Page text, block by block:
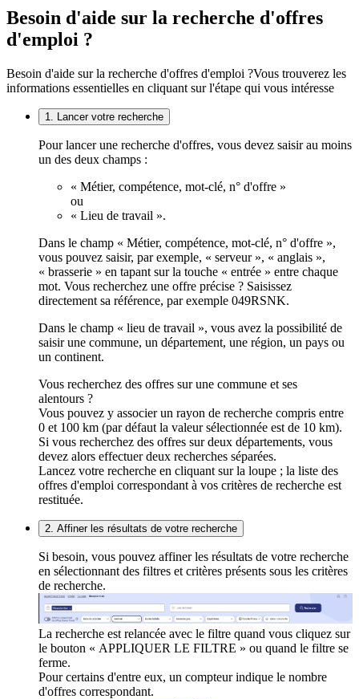
Besoin d'aide sur la recherche d'offres
d'emploi ?
Besoin d'aide sur la recherche d'offres d'emploi ?Vous trouverez les
informations essentielles en cliquant sur l'étape qui vous intéresse
1. Lancer votre recherche
Pour lancer une recherche d'offres, vous devez saisir au moins
un des deux champs :
« Métier, compétence, mot-clé, n° d'offre »
ou
« Lieu de travail ».
Dans le champ « Métier, compétence, mot-clé, n° d'offre »,
vous pouvez saisir, par exemple, « serveur », « anglais »,
« brasserie » en tapant sur la touche « entrée » entre chaque
mot. Vous recherchez une offre précise ? Saisissez
directement sa référence, par exemple 049RSNK.
Dans le champ « lieu de travail », vous avez la possibilité de
saisir une commune, un département, une région, un pays ou
un continent.
Vous recherchez des offres sur une commune et ses
alentours ?
Vous pouvez y associer un rayon de recherche compris entre
0 et 100 km (par défaut la valeur sélectionnée est de 10 km).
Si vous recherchez des offres sur deux départements, vous
devez alors effectuer deux recherches séparées.
Lancez votre recherche en cliquant sur la loupe ; la liste des
offres d'emploi correspondant à vos critères de recherche est
restituée.
2. Affiner les résultats de votre recherche
Si besoin, vous pouvez affiner les résultats de votre recherche
en sélectionnant des filtres et critères présents sous les critères
de recherche.
La recherche est relancée avec le filtre quand vous cliquez sur
le bouton « APPLIQUER LE FILTRE » ou quand le filtre se
ferme.
Pour certains d'entre eux, un compteur indique le nombre
d'offres correspondant.